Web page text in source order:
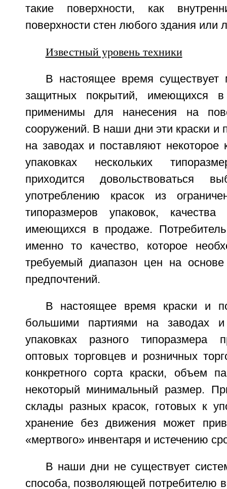
такие поверхности, как
поверхности стен любого здания или
Известный уровень техники
В настоящее время существует
защитных покрытий, имеющихся
применимы для нанесения на
сооружений. В наши дни эти краски и
на заводах и поставляют некоторое
упаковках нескольких
приходится довольствоваться
употреблению красок из
типоразмеров упаковок,
имеющихся в продаже.
именно то качество, которое
требуемый диапазон цен на основе
предпочтений.
В настоящее время краски и
большими партиями на заводах и
упаковках разного типоразмера
оптовых торговцев и розничных
конкретного сорта краски, объем
некоторый минимальный размер.
склады разных красок, готовых к
хранение без движения может
«мертвого» инвентаря и истечению
В наши дни не существует
способа, позволяющей потребителю